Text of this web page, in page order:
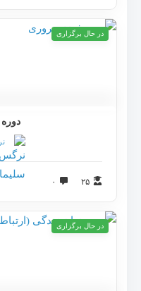
در حال برگزاری
۲۵ ۰
در حال برگزاری